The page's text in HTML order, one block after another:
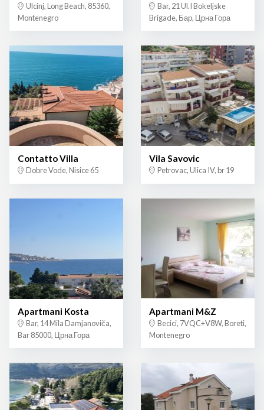
Ulcinj, Long Beach, 85360,
Montenegro
Bar, 21 Ul.I Bokeljske
Brigade, Бар, Црна Гора
Contatto Villa
Dobre Vode, Nisice 65
Vila Savovic
Petrovac, Ulica IV, br 19
Apartmani Kosta
Bar, 14 Mila Damjanoviča,
Bar 85000, Црна Гора
Apartmani M&Z
Becici, 7VQC+V8W, Boreti,
Montenegro